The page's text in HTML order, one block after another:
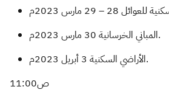
المباني الخرسانية 30 مارس 2023م.
الأراضي السكنية 3 أبريل 2023م.
11:00ص